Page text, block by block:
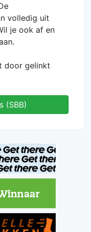
volledig uit
je ook af en
door gelinkt
(SBB)